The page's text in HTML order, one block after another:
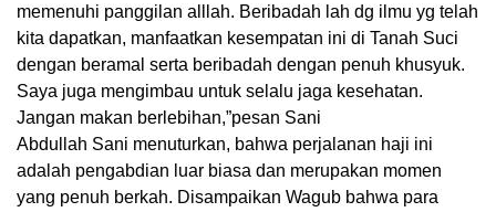
memenuhi panggilan alllah. Beribadah lah dg ilmu yg telah
kita dapatkan, manfaatkan kesempatan ini di Tanah Suci
dengan beramal serta beribadah dengan penuh khusyuk.
Saya juga mengimbau untuk selalu jaga kesehatan.
Jangan makan berlebihan,”pesan Sani
Abdullah Sani menuturkan, bahwa perjalanan haji ini
adalah pengabdian luar biasa dan merupakan momen
yang penuh berkah. Disampaikan Wagub bahwa para